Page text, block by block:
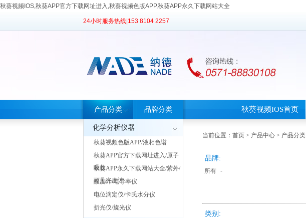
秋葵视频IOS,秋葵APP官方下载网址进入,秋葵视频色版APP,秋葵APP永久下载网站大全
24小时服务热线| 153 8104 2257
产品分类
化学分析仪器
秋葵视频色版APP/液相色谱
秋葵APP官方下载网址进入/原子
吸收
秋葵APP永久下载网站大全/紫外/
可见光度计
酸度计/电导率仪
电位滴定仪/卡氏水分仪
折光仪/旋光仪
品牌分类 秋葵视频IOS首页
当前位置： 首页 > 产品中心 > 产品分类
品牌:
所有 -
类别: